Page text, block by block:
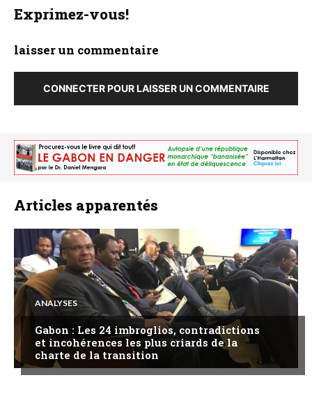
Exprimez-vous!
laisser un commentaire
CONNECTER POUR LAISSER UN COMMENTAIRE
Articles apparentés
ANALYSES
Gabon : Les 24 imbroglios, contradictions
et incohérences les plus criards de la
charte de la transition